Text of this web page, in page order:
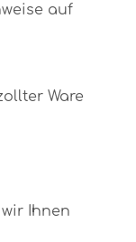
auf
Ware
Ihnen